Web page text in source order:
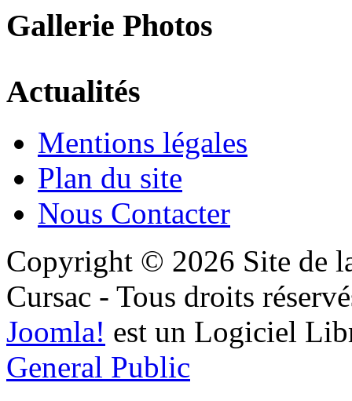
Gallerie Photos
Actualités
Mentions légales
Plan du site
Nous Contacter
Copyright © 2026 Site de
Cursac - Tous droits
Joomla! est un Logiciel
General Public